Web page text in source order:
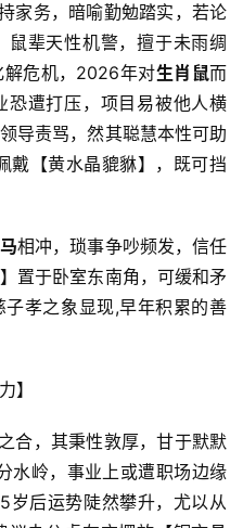
家务，暗喻勤勉踏实，若论
鼠辈天性机警，擅于未雨绸
解危机，2026年对生肖鼠而
恐遭打压，项目易被他人横
导责骂，然其聪慧本性可助
戴【黄水晶貔貅】，既可挡
相冲，琐事争吵频发，信任
置于卧室东南角，可缓和矛
孝之象显现,早年积累的善
】
合，其秉性敦厚，甘于默默
水岭，事业上或遭职场边缘
岁后运势陡然攀升，尤以从